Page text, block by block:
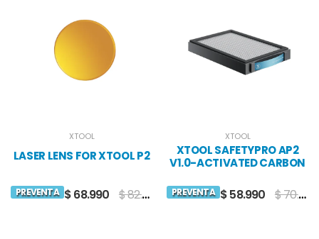
XTOOL
LASER LENS FOR XTOOL P2
PREVENTA $ 68.990 $ 82.990
XTOOL
XTOOL SAFETYPRO AP2
V1.0-ACTIVATED CARBON
PREVENTA $ 58.990 $ 70.990